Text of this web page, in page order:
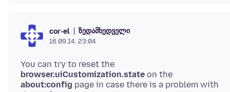
cor-el ზედამხედველი
16.09.14, 23:04
You can try to reset the
browser.uiCustomization.state on the
about:config page in case there is a problem with